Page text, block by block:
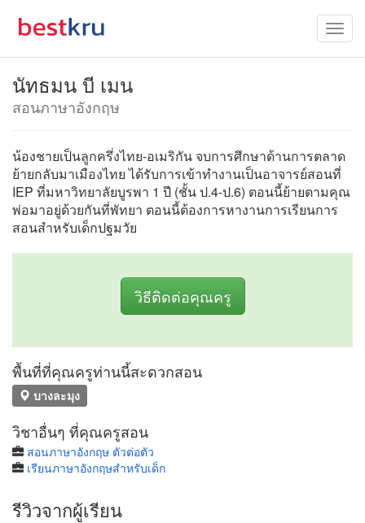
นัทธมน บี เมน
สอนภาษาอังกฤษ
น้องชายเป็นลูกครึ่งไทย-อเมริกัน จบการศึกษาด้านการตลาด
ย้ายกลับมาเมืองไทย ได้รับการเข้าทำงานเป็นอาจารย์สอนที่
IEP ที่มหาวิทยาลัยบูรพา 1 ปี (ชั้น ป.4-ป.6) ตอนนี้ย้ายตามคุณ
พ่อมาอยู่ด้วยกันที่พัทยา ตอนนี้ต้องการหางานการเรียนการ
สอนสำหรับเด็กปฐมวัย
วิธีติดต่อคุณครู
พื้นที่ที่คุณครูท่านนี้สะดวกสอน
บางละมุง
วิชาอื่นๆ ที่คุณครูสอน
สอนภาษาอังกฤษ ตัวต่อตัว
เรียนภาษาอังกฤษสำหรับเด็ก
รีวิวจากผู้เรียน